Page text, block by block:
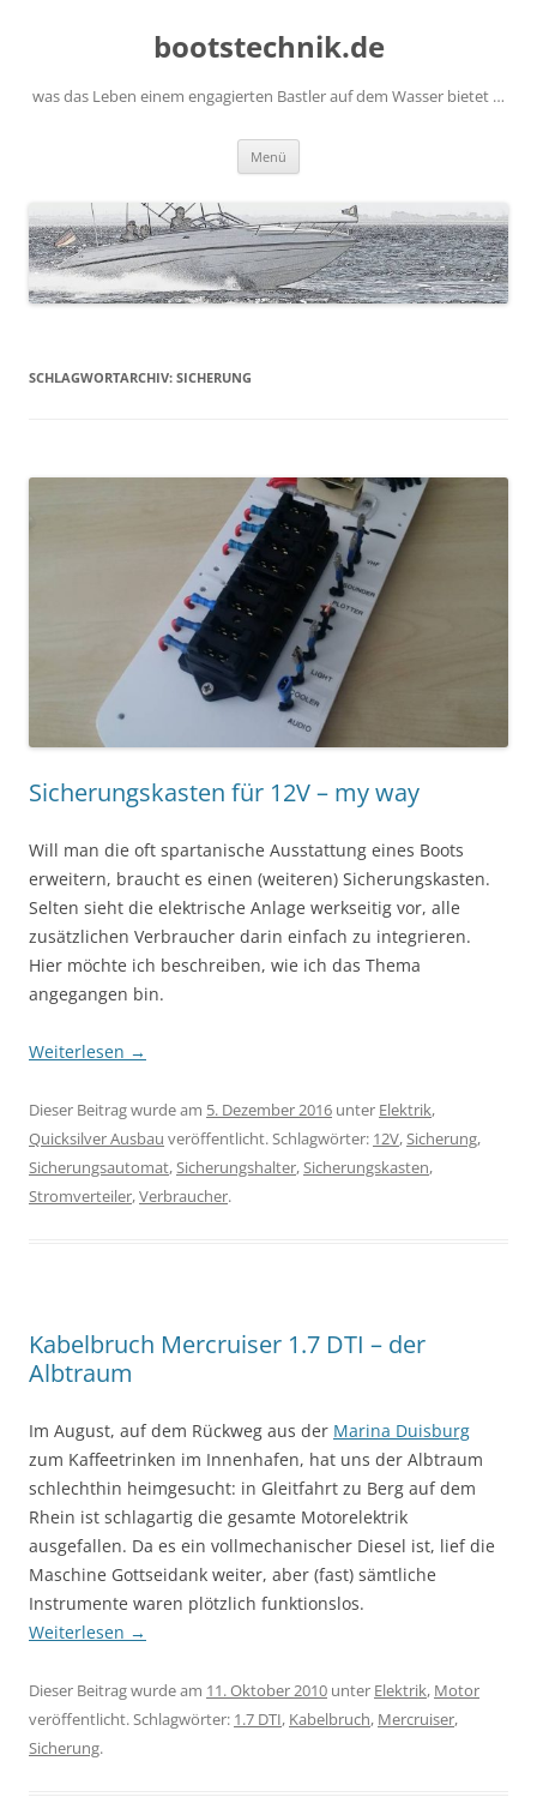
bootstechnik.de
was das Leben einem engagierten Bastler auf dem Wasser bietet …
Menü
SCHLAGWORTARCHIV: SICHERUNG
Sicherungskasten für 12V – my way
Will man die oft spartanische Ausstattung eines Boots
erweitern, braucht es einen (weiteren) Sicherungskasten.
Selten sieht die elektrische Anlage werkseitig vor, alle
zusätzlichen Verbraucher darin einfach zu integrieren.
Hier möchte ich beschreiben, wie ich das Thema
angegangen bin.
Weiterlesen →
Dieser Beitrag wurde am 5. Dezember 2016 unter Elektrik,
Quicksilver Ausbau veröffentlicht. Schlagwörter: 12V,Sicherung,
Sicherungsautomat,Sicherungshalter,Sicherungskasten,
Stromverteiler,Verbraucher.
Kabelbruch Mercruiser 1.7 DTI – der
Albtraum
Im August, auf dem Rückweg aus der Marina Duisburg
zum Kaffeetrinken im Innenhafen, hat uns der Albtraum
schlechthin heimgesucht: in Gleitfahrt zu Berg auf dem
Rhein ist schlagartig die gesamte Motorelektrik
ausgefallen. Da es ein vollmechanischer Diesel ist, lief die
Maschine Gottseidank weiter, aber (fast) sämtliche
Instrumente waren plötzlich funktionslos.
Weiterlesen →
Dieser Beitrag wurde am 11. Oktober 2010 unter Elektrik, Motor
veröffentlicht. Schlagwörter: 1.7 DTI, Kabelbruch, Mercruiser,
Sicherung.